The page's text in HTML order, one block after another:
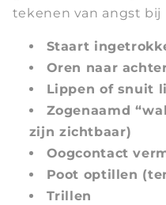
tekenen van angst bij
Staart
Oren naar
Lippen of snuit
Zogenaamd
zijn zichtbaar)
Oogcontact
Poot optillen
Trillen